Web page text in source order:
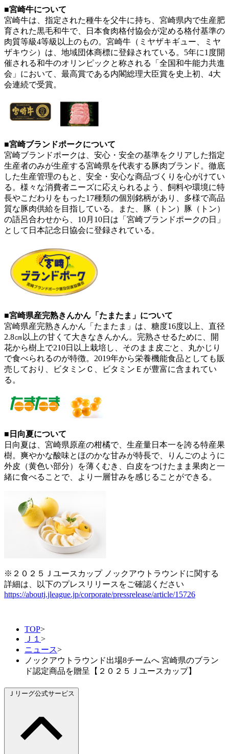
■宮崎牛について
宮崎牛は、指定された種牛を父牛に持ち、宮崎県内で生産肥
育された黒毛和牛で、日本食肉格付協会が定める格付基準の
肉質等級4等級以上のもの。宮崎牛（ミヤザキギュー、ミヤ
ザキウシ）は、地域団体商標に登録されている。5年に1度開
催される和牛のオリンピックと称される「全国和牛能力共進
会」において、最高賞である内閣総理大臣賞を史上初、4大
会連続で受賞。
■宮崎ブランドポークについて
宮崎ブランドポークは、安心・安全の基準をクリアした指定
生産者のみが生産する宮崎県を代表する豚肉ブランド。徹底
した生産管理のもと、安全・安心な商品づくりを心がけてい
る。様々な消費者ニーズに応えられるよう、飼料や環境に特
長やこだわりをもった17種類の個別銘柄があり、多様で高品
質な豚肉供給を目指している。また、豚（トン）豚（トン）
の語呂合わせから、10月10日は「宮崎ブランドポークの日」
として日本記念日協会に登録されている。
■宮崎県産完熟きんかん「たまたま」について
宮崎県産完熟きんかん「たまたま」は、糖度16度以上、直径
2.8㎝以上の甘くて大きなきんかん。完熟させるために、開
花から樹上で210日以上栽培し、そのまま皮ごと、丸かじり
で食べられるのが特徴。2019年から栄養機能食品としても販
売しており、ビタミンＣ、ビタミンＥが豊富に含まれてい
る。
■日向夏について
日向夏は、宮崎県原産の柑橘で、生産量日本一を誇る特産果
樹。爽やかな酸味とほのかな甘みが特長で、りんごのように
外皮（黄色い部分）を薄くむき、白皮をつけたまま果肉と一
緒に食べることで、より一層甘みを感じることができる。
※２０２５Ｊユースカップ ノックアウトラウンドに関する
詳細は、以下のプレスリリースをご確認ください
https://aboutj.jleague.jp/corporate/pressrelease/article/15726
TOP>
Ｊ１ >
ニュース>
ノックアウトラウンド出場8チームへ 宮崎県のブラン
ド認定商品を贈呈【２０２５Ｊユースカップ】
Ｊリーグ公式サービス